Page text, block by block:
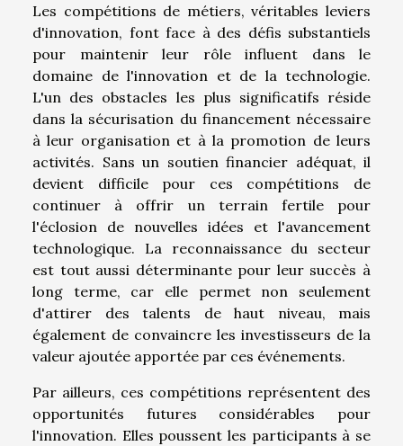
Les compétitions de métiers, véritables leviers
d'innovation, font face à des défis substantiels
pour maintenir leur rôle influent dans le
domaine de l'innovation et de la technologie.
L'un des obstacles les plus significatifs réside
dans la sécurisation du financement nécessaire
à leur organisation et à la promotion de leurs
activités. Sans un soutien financier adéquat, il
devient difficile pour ces compétitions de
continuer à offrir un terrain fertile pour
l'éclosion de nouvelles idées et l'avancement
technologique. La reconnaissance du secteur
est tout aussi déterminante pour leur succès à
long terme, car elle permet non seulement
d'attirer des talents de haut niveau, mais
également de convaincre les investisseurs de la
valeur ajoutée apportée par ces événements.
Par ailleurs, ces compétitions représentent des
opportunités futures considérables pour
l'innovation. Elles poussent les participants à se